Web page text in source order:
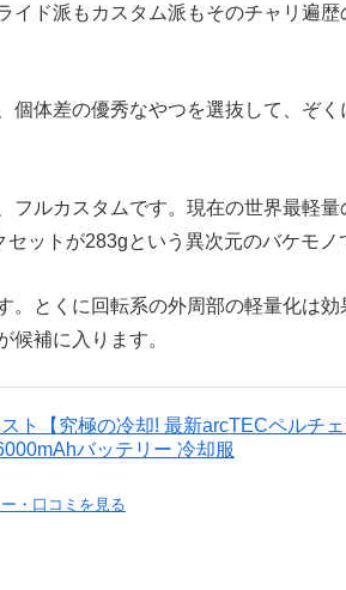
イド派もカスタム派もそのチャリ遍
個体差の優秀なやつを選抜して、ぞく
フルカスタムです。現在の世界最軽
ットが283gという異次元のバケモノ
。とくに回転系の外周部の軽量化は
候補に入ります。
ト【究極の冷却! 最新arcTECペルチ
バッテリー 冷却服
・口コミを見る